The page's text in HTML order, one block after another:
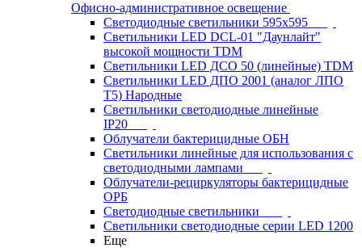
Офисно-административное освещение
Светодиодные светильники 595x595
Светильники LED DCL-01 "Даунлайт"
высокой мощности TDM
Светильники LED ДСО 50 (линейные) TDM
Светильники LED ДПО 2001 (аналог ЛПО
Т5) Народные
Светильники светодиодные линейные
IP20
Облучатели бактерицидные ОБН
Светильники линейные для использования с
светодиодными лампами
Облучатели-рециркуляторы бактерицидные
ОРБ
Светодиодные светильники
Светильники светодиодные серии LED 1200
Еще